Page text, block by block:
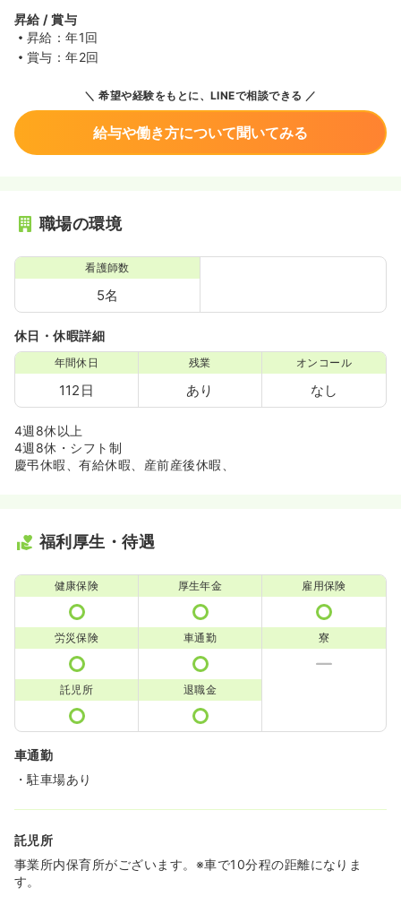
昇給 / 賞与
昇給：年1回
賞与：年2回
希望や経験をもとに、LINEで相談できる
給与や働き方について聞いてみる
職場の環境
看護師数
5名
休日・休暇詳細
年間休日
112日
残業
あり
オンコール
なし
4週8休以上
4週8休・シフト制
慶弔休暇、有給休暇、産前産後休暇、
福利厚生・待遇
健康保険 厚生年金 雇用保険
労災保険 車通勤 寮
託児所 退職金
車通勤
・駐車場あり
託児所
事業所内保育所がございます。※車で10分程の距離になりま
す。